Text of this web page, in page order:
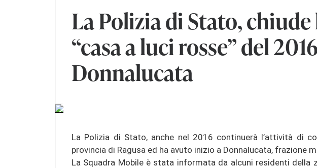
La Polizia di Stato,
“casa a luci rosse” del
Donnalucata
La Polizia di Stato, anche nel 2016 continuerà l’attività di
provincia di Ragusa ed ha avuto inizio a Donnalucata, frazione
La Squadra Mobile è stata informata da alcuni residenti della